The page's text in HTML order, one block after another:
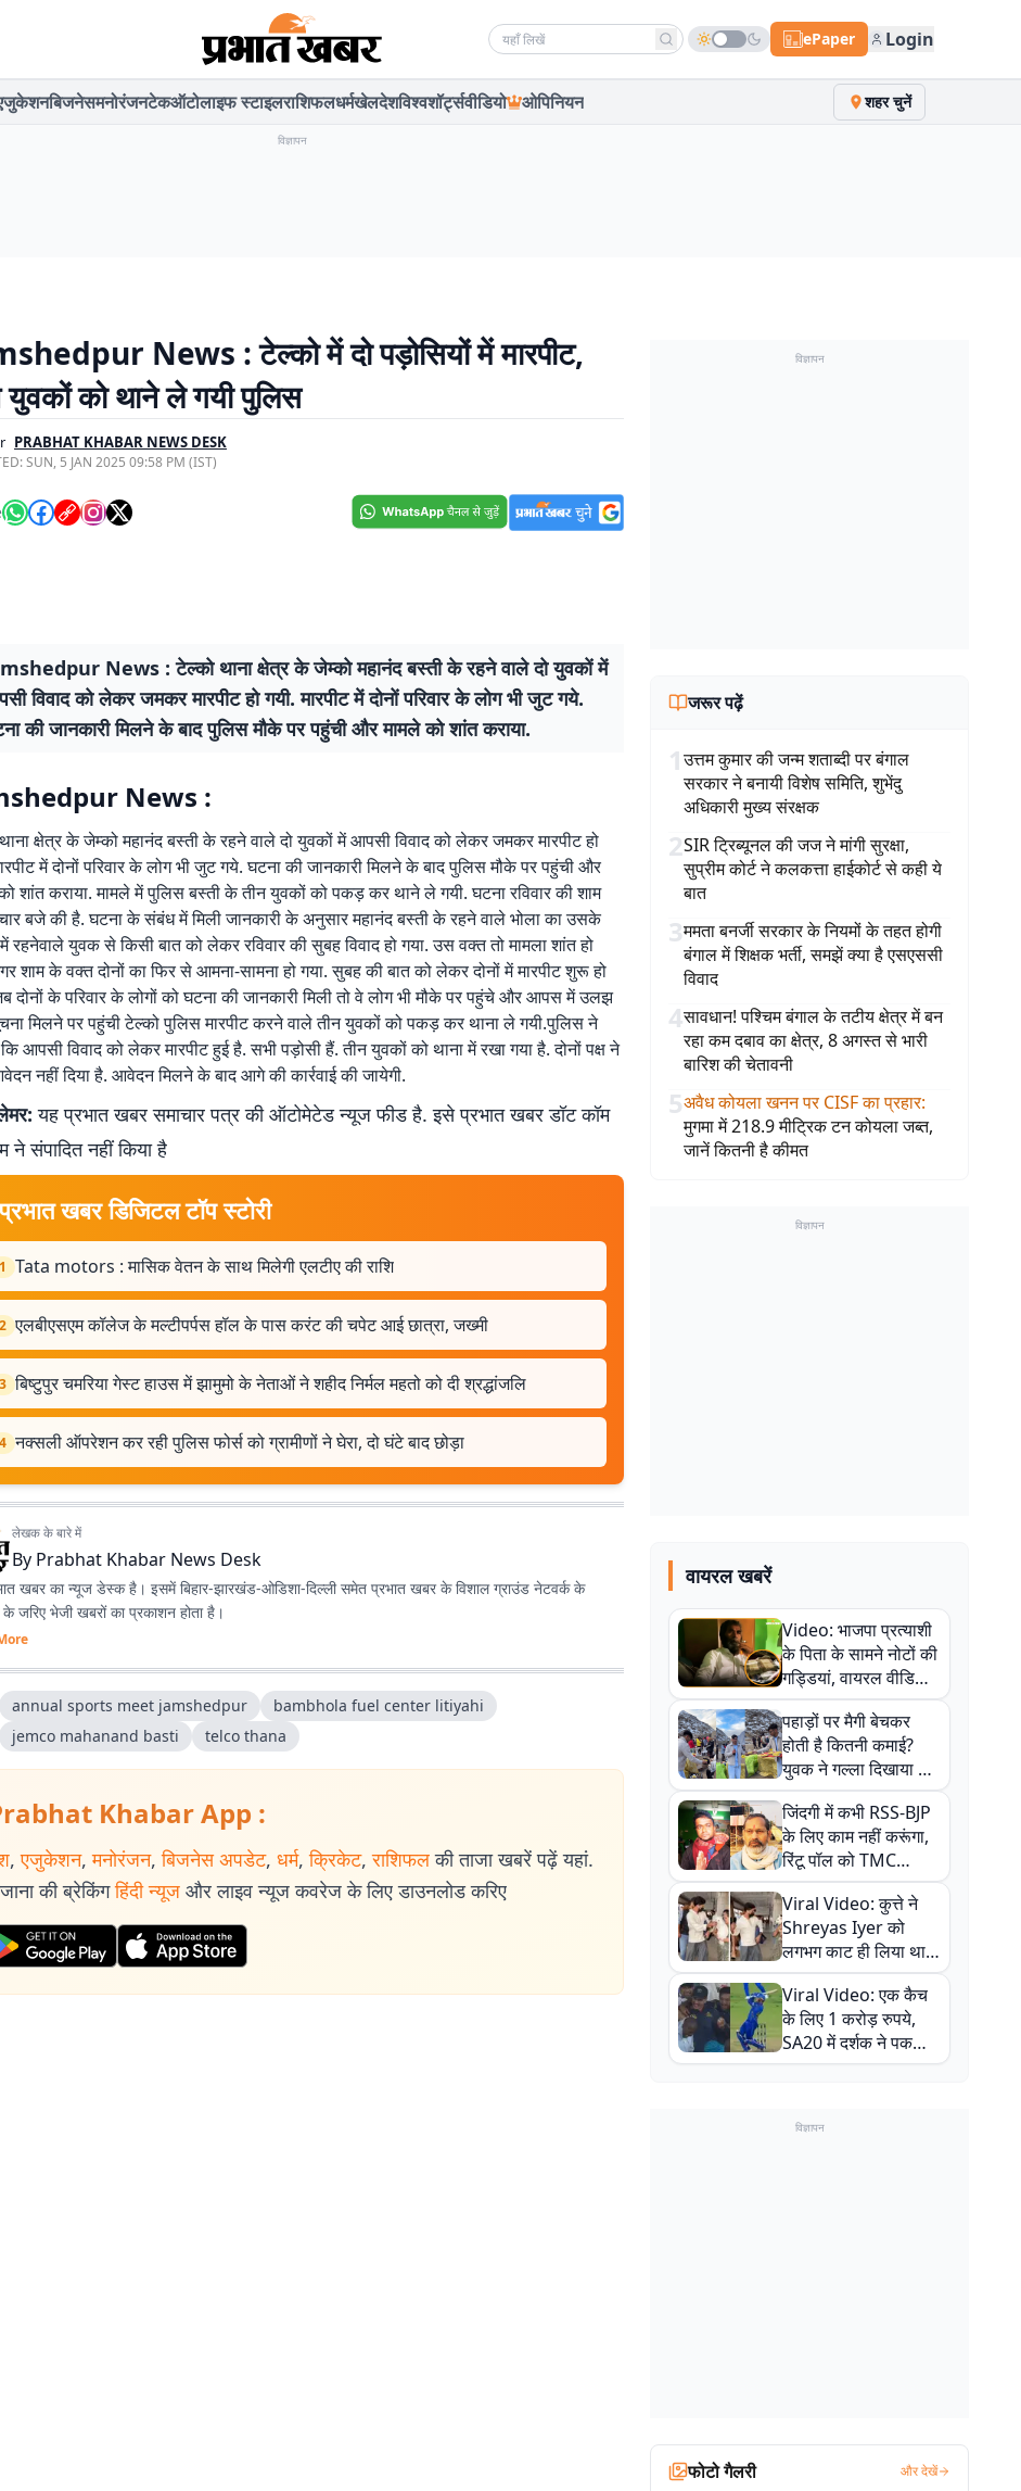
Search news ePaper Login
बिजनेसमनोरंजनटेकऑटोलाइफ स्टाइलराशिफलधर्मखेलदेशविश्वशॉर्ट्सवीडियो ओपिनियन शहर चुनें
विज्ञापन
News : टेल्को में दो पड़ोसियों में मारपीट,
युवकों को थाने ले गयी पुलिस
PRABHAT KHABAR NEWS DESK
SUN, 5 JAN 2025 09:58 PM (IST)
News : टेल्को थाना क्षेत्र के जेम्को महानंद बस्ती के रहने वाले दो युवकों में
विवाद को लेकर जमकर मारपीट हो गयी. मारपीट में दोनों परिवार के लोग भी जुट गये.
की जानकारी मिलने के बाद पुलिस मौके पर पहुंची और मामले को शांत कराया.
News :
क्षेत्र के जेम्को महानंद बस्ती के रहने वाले दो युवकों में आपसी विवाद को लेकर जमकर मारपीट हो
में दोनों परिवार के लोग भी जुट गये. घटना की जानकारी मिलने के बाद पुलिस मौके पर पहुंची और
शांत कराया. मामले में पुलिस बस्ती के तीन युवकों को पकड़ कर थाने ले गयी. घटना रविवार की शाम
बजे की है. घटना के संबंध में मिली जानकारी के अनुसार महानंद बस्ती के रहने वाले भोला का उसके
रहनेवाले युवक से किसी बात को लेकर रविवार की सुबह विवाद हो गया. उस वक्त तो मामला शांत हो
शाम के वक्त दोनों का फिर से आमना-सामना हो गया. सुबह की बात को लेकर दोनों में मारपीट शुरू हो
दोनों के परिवार के लोगों को घटना की जानकारी मिली तो वे लोग भी मौके पर पहुंचे और आपस में उलझ
मिलने पर पहुंची टेल्को पुलिस मारपीट करने वाले तीन युवकों को पकड़ कर थाना ले गयी.पुलिस ने
कि आपसी विवाद को लेकर मारपीट हुई है. सभी पड़ोसी हैं. तीन युवकों को थाना में रखा गया है. दोनों पक्ष ने
नहीं दिया है. आवेदन मिलने के बाद आगे की कार्रवाई की जायेगी.
यह प्रभात खबर समाचार पत्र की ऑटोमेटेड न्यूज फीड है. इसे प्रभात खबर डॉट कॉम
ने संपादित नहीं किया है
प्रभात खबर डिजिटल टॉप स्टोरी
1 Tata motors : मासिक वेतन के साथ मिलेगी एलटीए की राशि
2 एलबीएसएम कॉलेज के मल्टीपर्पस हॉल के पास करंट की चपेट आई छात्रा, जख्मी
3 बिष्टुपुर चमरिया गेस्ट हाउस में झामुमो के नेताओं ने शहीद निर्मल महतो को दी श्रद्धांजलि
4 नक्सली ऑपरेशन कर रही पुलिस फोर्स को ग्रामीणों ने घेरा, दो घंटे बाद छोड़ा
लेखक के बारे में
By Prabhat Khabar News Desk
खबर का न्यूज डेस्क है। इसमें बिहार-झारखंड-ओडिशा-दिल्‍ली समेत प्रभात खबर के विशाल ग्राउंड नेटवर्क के
के जरिए भेजी खबरों का प्रकाशन होता है।
annual sports meet jamshedpur
bambhola fuel center litiyahi
jemco mahanand basti
telco thana
Khabar App :
, एजुकेशन, मनोरंजन, बिजनेस अपडेट, धर्म, क्रिकेट, राशिफल की ताजा खबरें पढ़ें यहां.
की ब्रेकिंग हिंदी न्यूज और लाइव न्यूज कवरेज के लिए डाउनलोड करिए
विज्ञापन
जरूर पढ़ें
1उत्तम कुमार की जन्म शताब्दी पर बंगाल
सरकार ने बनायी विशेष समिति, शुभेंदु
अधिकारी मुख्य संरक्षक
2SIR ट्रिब्यूनल की जज ने मांगी सुरक्षा,
सुप्रीम कोर्ट ने कलकत्ता हाईकोर्ट से कही ये
बात
3ममता बनर्जी सरकार के नियमों के तहत होगी
बंगाल में शिक्षक भर्ती, समझें क्या है एसएससी
विवाद
4सावधान! पश्चिम बंगाल के तटीय क्षेत्र में बन
रहा कम दबाव का क्षेत्र, 8 अगस्त से भारी
बारिश की चेतावनी
5अवैध कोयला खनन पर CISF का प्रहार:
मुगमा में 218.9 मीट्रिक टन कोयला जब्त,
जानें कितनी है कीमत
विज्ञापन
वायरल खबरें
Video: भाजपा प्रत्याशी
के पिता के सामने नोटों की
गड्डियां, वायरल वीडियो
से राजनीति में उबाल,
अजित महतो बोले- TMC
की गंदी चाल
पहाड़ों पर मैगी बेचकर
होती है कितनी कमाई?
युवक ने गल्ला दिखाया तो
नौकरी वालों के खड़े हो गए
कान
जिंदगी में कभी RSS-BJP
के लिए काम नहीं करूंगा,
रिंटू पॉल को TMC
ऑफिस में ले जाकर पीटा,
Video वायरल
Viral Video: कुत्ते ने
Shreyas Iyer को
लगभग काट ही लिया था,
न्यूजीलैंड सीरीज से पहले
बाल-बाल बचे
Viral Video: एक कैच
के लिए 1 करोड़ रुपये,
SA20 में दर्शक ने पकड़ा
एक हाथ से गजब का कैच
विज्ञापन
फोटो गैलरी और देखें